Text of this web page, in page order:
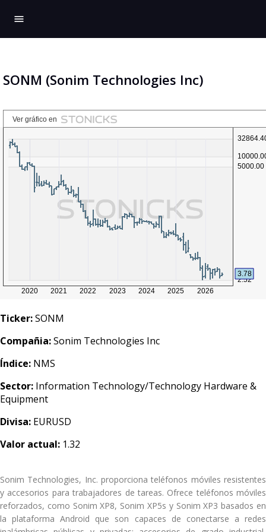
menu
SONM (Sonim Technologies Inc)
Ticker:SONM
Compañia:Sonim Technologies Inc
Índice: NMS
Sector: Information Technology/Technology Hardware &
Equipment
Divisa: EURUSD
Valor actual: 1.32
Sonim Technologies, Inc. proporciona teléfonos móviles resistentes
y accesorios para trabajadores de tareas. Ofrece teléfonos móviles
reforzados, como Sonim XP8, Sonim XP5s y Sonim XP3 basados en
la plataforma Android que son capaces de conectarse a redes